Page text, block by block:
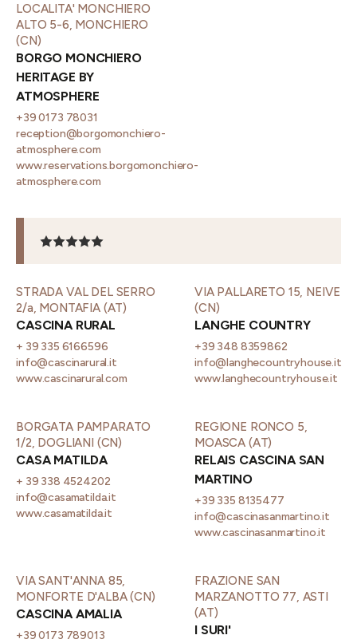
LOCALITA' MONCHIERO
ALTO 5-6, MONCHIERO
(CN)
BORGO MONCHIERO
HERITAGE BY
ATMOSPHERE
+39 0173 78031
reception@borgomonchiero-
atmosphere.com
www.reservations.borgomonchiero-
atmosphere.com
STRADA VAL DEL SERRO
2/a, MONTAFIA (AT)
CASCINA RURAL
+ 39 335 6166596
info@cascinarural.it
www.cascinarural.com
VIA PALLARETO 15, NEIVE
(CN)
LANGHE COUNTRY
+39 348 8359862
info@langhecountryhouse.it
www.langhecountryhouse.it
BORGATA PAMPARATO
1/2, DOGLIANI (CN)
CASA MATILDA
+ 39 338 4524202
info@casamatilda.it
www.casamatilda.it
REGIONE RONCO 5,
MOASCA (AT)
RELAIS CASCINA SAN
MARTINO
+39 335 8135477
info@cascinasanmartino.it
www.cascinasanmartino.it
VIA SANT'ANNA 85,
MONFORTE D'ALBA (CN)
CASCINA AMALIA
+39 0173 789013
FRAZIONE SAN
MARZANOTTO 77, ASTI
(AT)
I SURI'